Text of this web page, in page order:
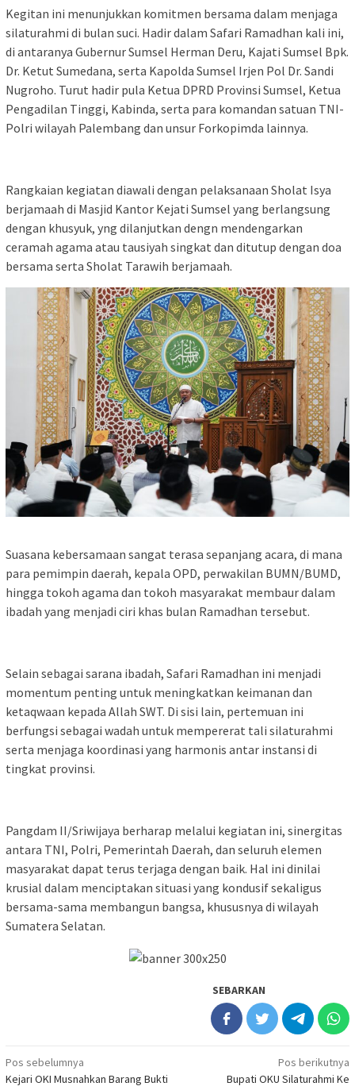
Kegitan ini menunjukkan komitmen bersama dalam menjaga
silaturahmi di bulan suci. Hadir dalam Safari Ramadhan kali ini,
di antaranya Gubernur Sumsel Herman Deru, Kajati Sumsel Bpk.
Dr. Ketut Sumedana, serta Kapolda Sumsel Irjen Pol Dr. Sandi
Nugroho. Turut hadir pula Ketua DPRD Provinsi Sumsel, Ketua
Pengadilan Tinggi, Kabinda, serta para komandan satuan TNI-
Polri wilayah Palembang dan unsur Forkopimda lainnya.
Rangkaian kegiatan diawali dengan pelaksanaan Sholat Isya
berjamaah di Masjid Kantor Kejati Sumsel yang berlangsung
dengan khusyuk, yng dilanjutkan dengn mendengarkan
ceramah agama atau tausiyah singkat dan ditutup dengan doa
bersama serta Sholat Tarawih berjamaah.
Suasana kebersamaan sangat terasa sepanjang acara, di mana
para pemimpin daerah, kepala OPD, perwakilan BUMN/BUMD,
hingga tokoh agama dan tokoh masyarakat membaur dalam
ibadah yang menjadi ciri khas bulan Ramadhan tersebut.
Selain sebagai sarana ibadah, Safari Ramadhan ini menjadi
momentum penting untuk meningkatkan keimanan dan
ketaqwaan kepada Allah SWT. Di sisi lain, pertemuan ini
berfungsi sebagai wadah untuk mempererat tali silaturahmi
serta menjaga koordinasi yang harmonis antar instansi di
tingkat provinsi.
Pangdam II/Sriwijaya berharap melalui kegiatan ini, sinergitas
antara TNI, Polri, Pemerintah Daerah, dan seluruh elemen
masyarakat dapat terus terjaga dengan baik. Hal ini dinilai
krusial dalam menciptakan situasi yang kondusif sekaligus
bersama-sama membangun bangsa, khususnya di wilayah
Sumatera Selatan.
SEBARKAN
Navigasi
Pos sebelumnya
Kejari OKI Musnahkan Barang Bukti
Pos berikutnya
Bupati OKU Silaturahmi Ke